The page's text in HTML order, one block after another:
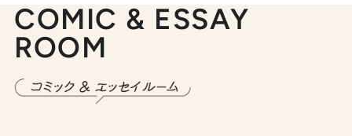
COMIC & ESSAY
ROOM